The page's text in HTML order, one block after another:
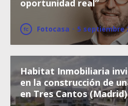
oportunidad real”
Fotocasa · 5 septiembre
Habitat Inmobiliaria
en la construcción de
en Tres Cantos (Madrid)